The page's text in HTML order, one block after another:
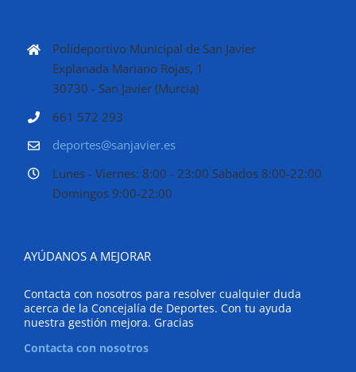
Polideportivo Municipal de San Javier
Explanada Mariano Rojas, 1
30730 - San Javier (Murcia)
661 572 293
deportes@sanjavier.es
Lunes - Viernes: 8:00 - 23:00 Sábados 8:00-22:00
Domingos 9:00-22:00
AYÚDANOS A MEJORAR
Contacta con nosotros para resolver cualquier duda
acerca de la Concejalía de Deportes. Con tu ayuda
nuestra gestión mejora. Gracias
Contacta con nosotros